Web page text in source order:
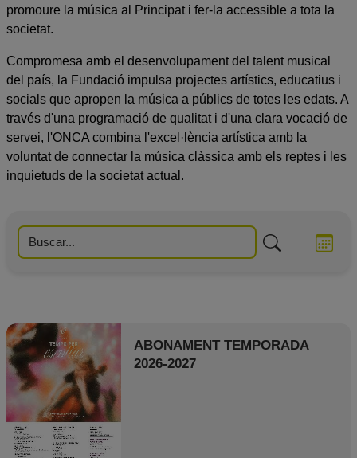
promoure la música al Principat i fer-la accessible a tota la
societat.
Compromesa amb el desenvolupament del talent musical
del país, la Fundació impulsa projectes artístics, educatius i
socials que apropen la música a públics de totes les edats. A
través d'una programació de qualitat i d'una clara vocació de
servei, l'ONCA combina l'excel·lència artística amb la
voluntat de connectar la música clàssica amb els reptes i les
inquietuds de la societat actual.
ONLINE
ABONAMENT TEMPORADA
2026-2027